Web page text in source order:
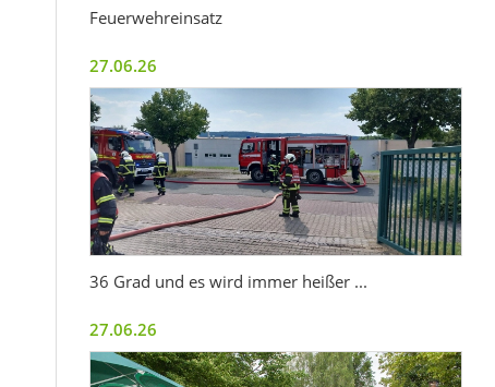
Feuerwehreinsatz
27.06.26
36 Grad und es wird immer heißer ...
27.06.26